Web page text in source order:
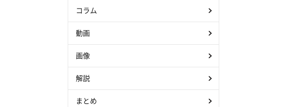
コラム
動画
画像
解説
まとめ